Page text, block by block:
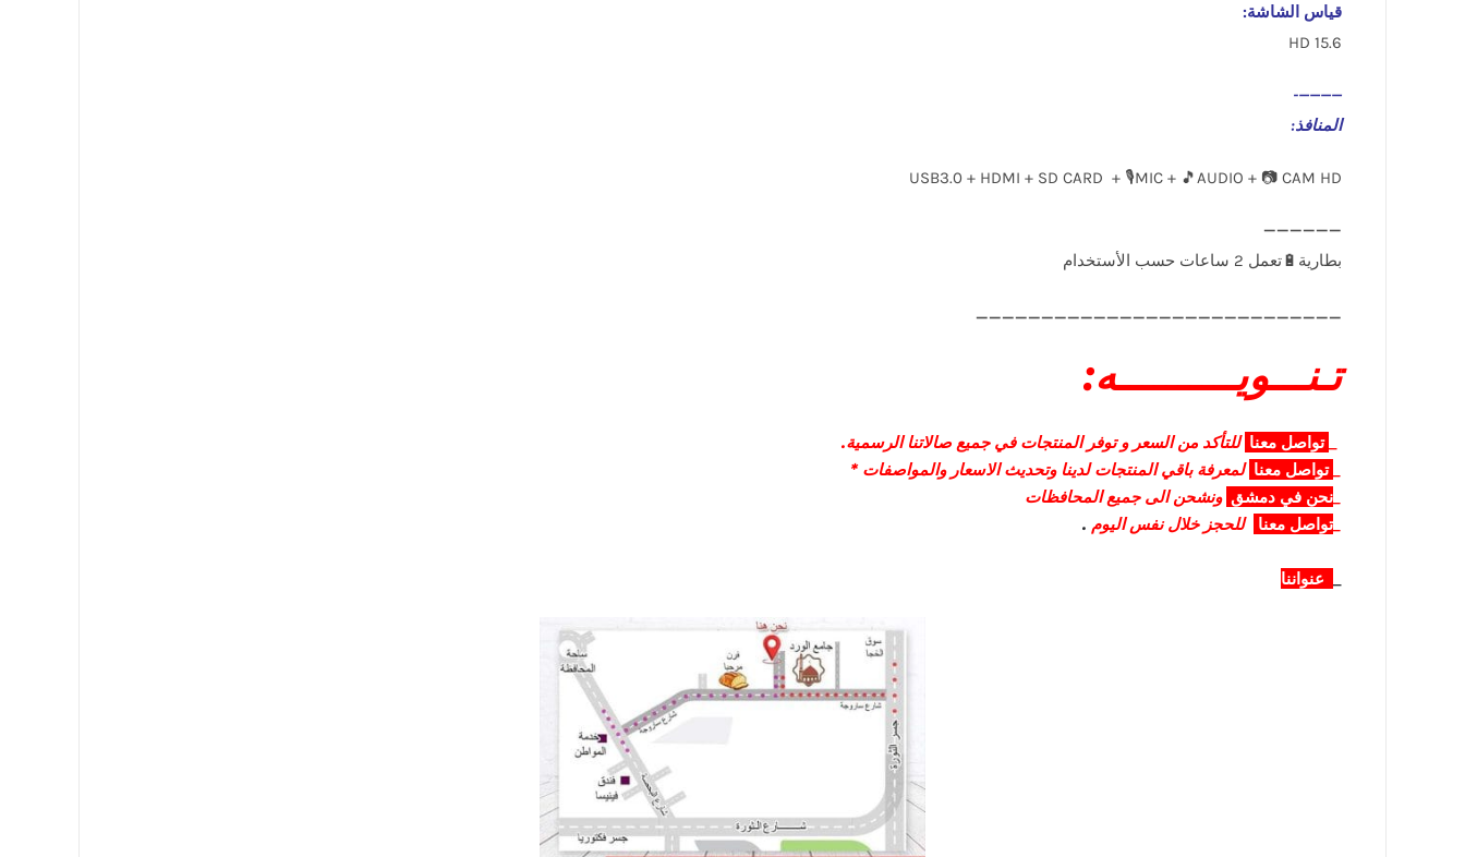
قياس الشاشة:
15.6 HD
————-
المنافذ:
USB3.0 + HDMI + SD CARD + 🎙️MIC + 🎵AUDIO + 📷 CAM HD
____________________________
تـنـــويــــــــــه:
تواصل معنا للتأكد من السعر و توفر المنتجات في جميع صالاتنا الرسمية.
تواصل معنا لمعرفة باقي المنتجات لدينا وتحديث الاسعار والمواصفات *
نحن في دمشق ونشحن الى جميع المحافظات
تواصل معنا للحجز خلال نفس اليوم .
عنواننا